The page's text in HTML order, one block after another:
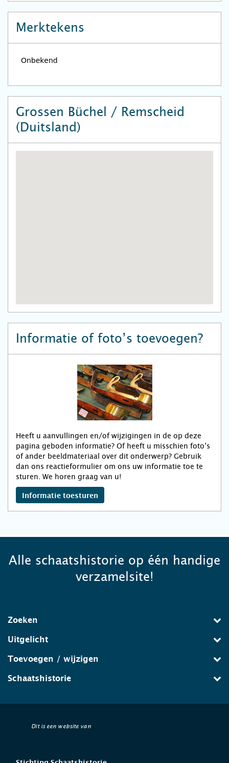
Merktekens
Grossen Büchel / Remscheid
(Duitsland)
Informatie of foto’s toevoegen?
Heeft u aanvullingen en/of wijzigingen in de op deze
pagina geboden informatie? Of heeft u misschien foto’s
of ander beeldmateriaal over dit onderwerp? Gebruik
dan ons reactieformulier om ons uw informatie toe te
sturen. We horen graag van u!
Informatie toesturen
Alle schaatshistorie op één handige
verzamelsite!
Zoeken
Uitgelicht
Toevoegen / wijzigen
Schaatshistorie
Dit is een website van